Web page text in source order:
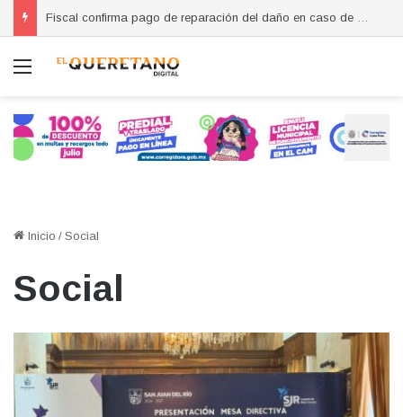
Fiscal confirma pago de reparación del daño en caso de “La Mufasa”; monto permanecerá reservado
Menú
Inicio / Social
Social